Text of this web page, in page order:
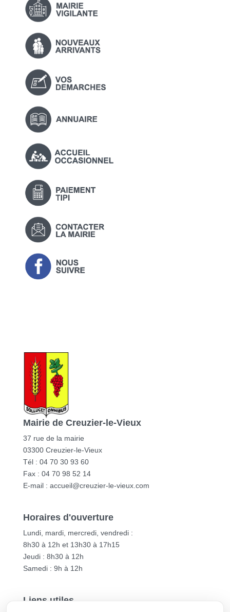
Mairie de Creuzier-le-Vieux
37 rue de la mairie
03300 Creuzier-le-Vieux
Tél : 04 70 30 93 60
Fax : 04 70 98 52 14
E-mail : accueil@creuzier-le-vieux.com
Horaires d'ouverture
Lundi, mardi, mercredi, vendredi :
8h30 à 12h et 13h30 à 17h15
Jeudi : 8h30 à 12h
Samedi : 9h à 12h
Liens utiles